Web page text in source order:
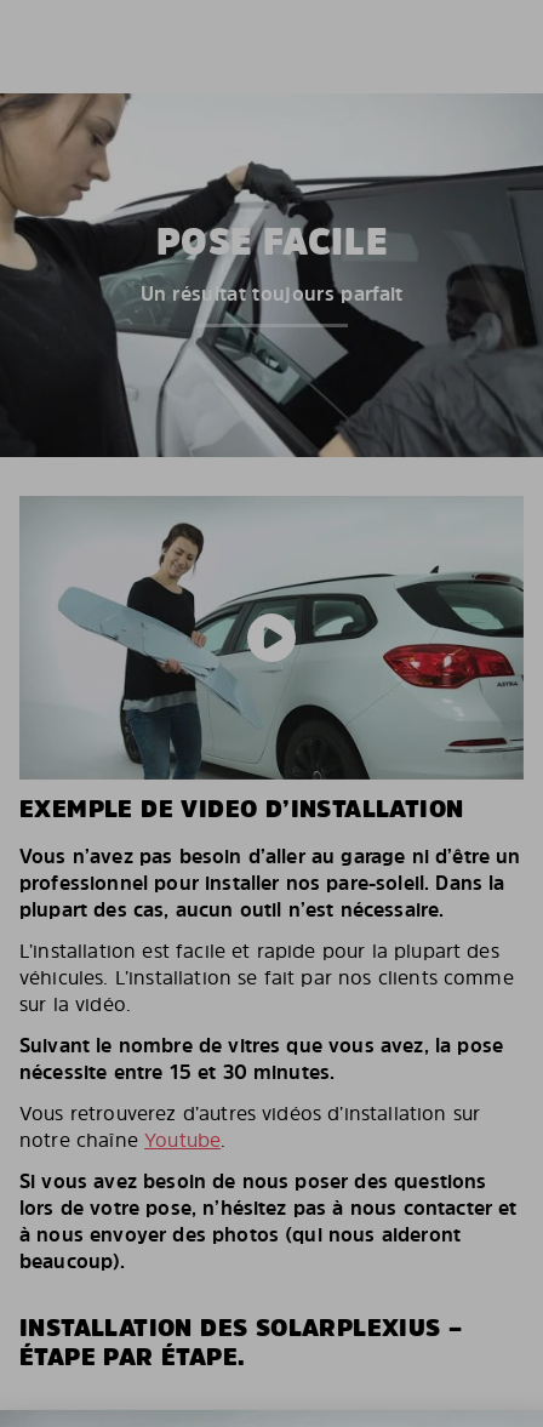
POSE FACILE
Un résultat toujours parfait
EXEMPLE DE VIDEO D’INSTALLATION
Vous n’avez pas besoin d’aller au garage ni d’être un
professionnel pour installer nos pare-soleil. Dans la
plupart des cas, aucun outil n’est nécessaire.
L’installation est facile et rapide pour la plupart des
véhicules. L’installation se fait par nos clients comme
sur la vidéo.
Suivant le nombre de vitres que vous avez, la pose
nécessite entre 15 et 30 minutes.
Vous retrouverez d’autres vidéos d’installation sur
notre chaîneYoutube.
Si vous avez besoin de nous poser des questions
lors de votre pose, n’hésitez pas à nous contacter et
à nous envoyer des photos (qui nous aideront
beaucoup).
INSTALLATION DES SOLARPLEXIUS –
ÉTAPE PAR ÉTAPE.